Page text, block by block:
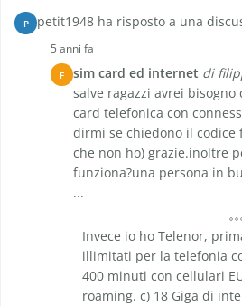
P petit1948 ha risposto a una
5 anni fa
F sim card ed internet di
salve ragazzi avrei
card telefonica con
dirmi se chiedono il codice
che non ho) grazie.inoltre
funziona?una persona in
...
Invece io ho Telenor,
illimitati per la telefonia
400 minuti con cellulari
roaming. c) 18 Giga di